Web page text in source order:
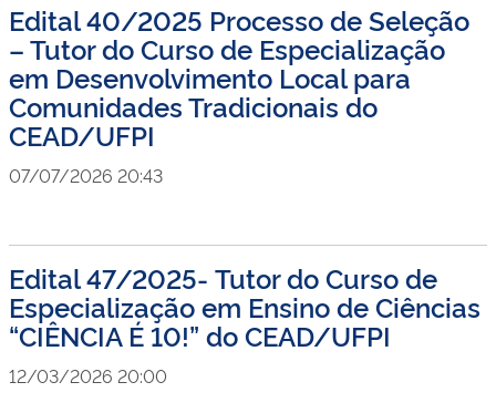
Edital 40/2025 Processo de Seleção
– Tutor do Curso de Especialização
em Desenvolvimento Local para
Comunidades Tradicionais do
CEAD/UFPI
07/07/2026 20:43
Edital 47/2025- Tutor do Curso de
Especialização em Ensino de Ciências
“CIÊNCIA É 10!” do CEAD/UFPI
12/03/2026 20:00